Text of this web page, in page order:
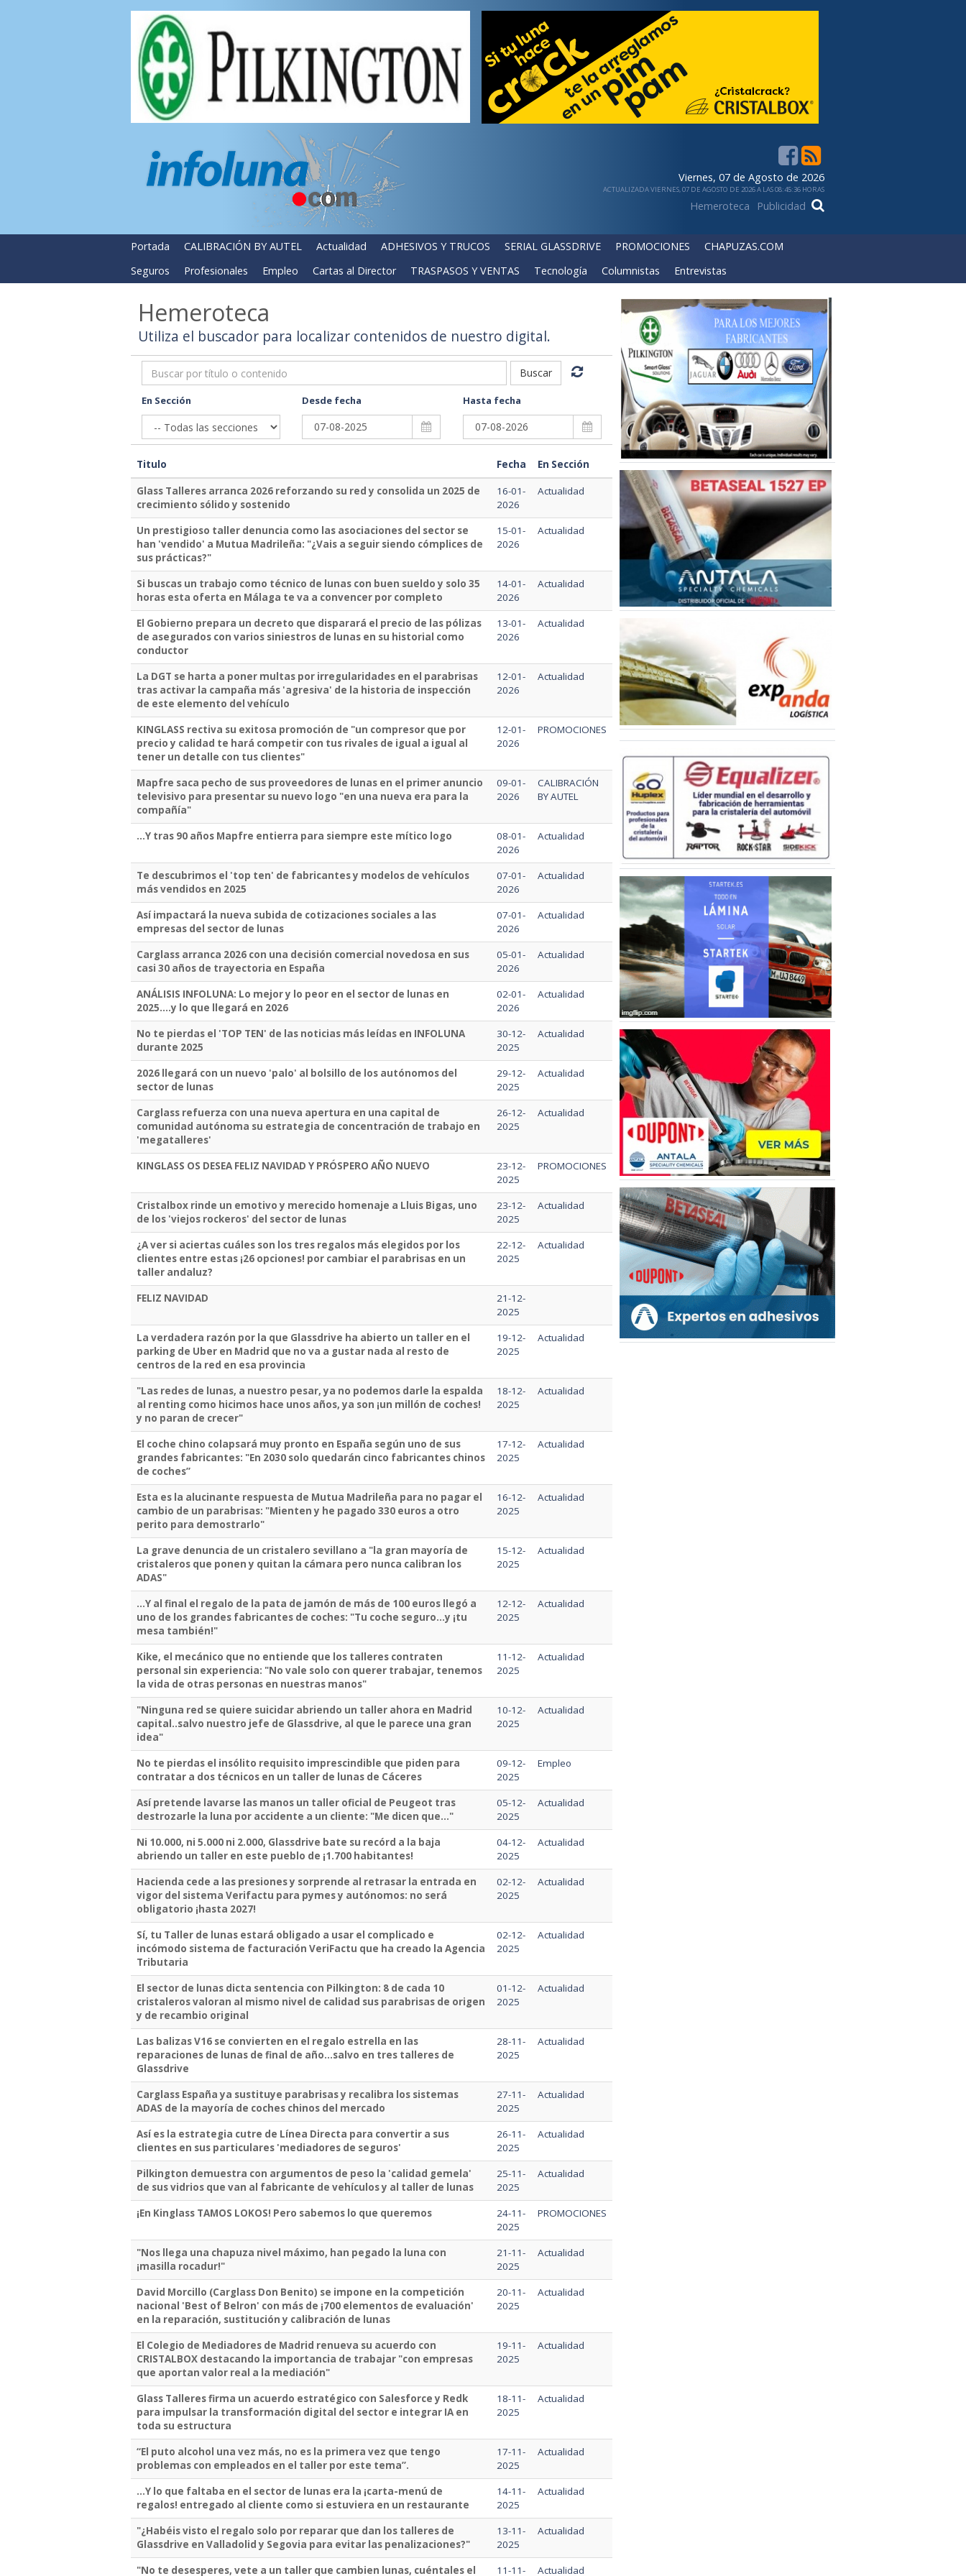
Viernes, 07 de Agosto de 2026
ACTUALIZADA VIERNES, 07 DE AGOSTO DE 2026 A LAS 08:45:36 HORAS
Hemeroteca Publicidad
Portada CALIBRACIÓN BY AUTEL Actualidad ADHESIVOS Y TRUCOS SERIAL GLASSDRIVE PROMOCIONES
CHAPUZAS.COM
Seguros
Profesionales Empleo Cartas al Director TRASPASOS Y VENTAS Tecnología Columnistas Entrevistas
Hemeroteca
Utiliza el buscador para localizar contenidos de nuestro digital.
Buscar
En Sección Desde fecha Hasta fecha
Titulo Fecha En Sección
Glass Talleres arranca 2026 reforzando su red y consolida un 2025 de
crecimiento sólido y sostenido
16-01-
2026
Actualidad
Un prestigioso taller denuncia como las asociaciones del sector se
han 'vendido' a Mutua Madrileña: "¿Vais a seguir siendo cómplices de
sus prácticas?"
15-01-
2026
Actualidad
Si buscas un trabajo como técnico de lunas con buen sueldo y solo 35
horas esta oferta en Málaga te va a convencer por completo
14-01-
2026
Actualidad
El Gobierno prepara un decreto que disparará el precio de las pólizas
de asegurados con varios siniestros de lunas en su historial como
conductor
13-01-
2026
Actualidad
La DGT se harta a poner multas por irregularidades en el parabrisas
tras activar la campaña más 'agresiva' de la historia de inspección
de este elemento del vehículo
12-01-
2026
Actualidad
KINGLASS rectiva su exitosa promoción de "un compresor que por
precio y calidad te hará competir con tus rivales de igual a igual al
tener un detalle con tus clientes"
12-01-
2026
PROMOCIONES
Mapfre saca pecho de sus proveedores de lunas en el primer anuncio
televisivo para presentar su nuevo logo "en una nueva era para la
compañía"
09-01-
2026
CALIBRACIÓN
BY AUTEL
...Y tras 90 años Mapfre entierra para siempre este mítico logo
08-01-
2026
Actualidad
Te descubrimos el 'top ten' de fabricantes y modelos de vehículos
más vendidos en 2025
07-01-
2026
Actualidad
Así impactará la nueva subida de cotizaciones sociales a las
empresas del sector de lunas
07-01-
2026
Actualidad
Carglass arranca 2026 con una decisión comercial novedosa en sus
casi 30 años de trayectoria en España
05-01-
2026
Actualidad
ANÁLISIS INFOLUNA: Lo mejor y lo peor en el sector de lunas en
2025....y lo que llegará en 2026
02-01-
2026
Actualidad
No te pierdas el 'TOP TEN' de las noticias más leídas en INFOLUNA
durante 2025
30-12-
2025
Actualidad
2026 llegará con un nuevo 'palo' al bolsillo de los autónomos del
sector de lunas
29-12-
2025
Actualidad
Carglass refuerza con una nueva apertura en una capital de
comunidad autónoma su estrategia de concentración de trabajo en
'megatalleres'
26-12-
2025
Actualidad
KINGLASS OS DESEA FELIZ NAVIDAD Y PRÓSPERO AÑO NUEVO
23-12-
2025
PROMOCIONES
Cristalbox rinde un emotivo y merecido homenaje a Lluis Bigas, uno
de los 'viejos rockeros' del sector de lunas
23-12-
2025
Actualidad
¿A ver si aciertas cuáles son los tres regalos más elegidos por los
clientes entre estas ¡26 opciones! por cambiar el parabrisas en un
taller andaluz?
22-12-
2025
Actualidad
FELIZ NAVIDAD
21-12-
2025
La verdadera razón por la que Glassdrive ha abierto un taller en el
parking de Uber en Madrid que no va a gustar nada al resto de
centros de la red en esa provincia
19-12-
2025
Actualidad
"Las redes de lunas, a nuestro pesar, ya no podemos darle la espalda
al renting como hicimos hace unos años, ya son ¡un millón de coches!
y no paran de crecer"
18-12-
2025
Actualidad
El coche chino colapsará muy pronto en España según uno de sus
grandes fabricantes: "En 2030 solo quedarán cinco fabricantes chinos
de coches”
17-12-
2025
Actualidad
Esta es la alucinante respuesta de Mutua Madrileña para no pagar el
cambio de un parabrisas: "Mienten y he pagado 330 euros a otro
perito para demostrarlo"
16-12-
2025
Actualidad
La grave denuncia de un cristalero sevillano a "la gran mayoría de
cristaleros que ponen y quitan la cámara pero nunca calibran los
ADAS"
15-12-
2025
Actualidad
...Y al final el regalo de la pata de jamón de más de 100 euros llegó a
uno de los grandes fabricantes de coches: "Tu coche seguro...y ¡tu
mesa también!"
12-12-
2025
Actualidad
Kike, el mecánico que no entiende que los talleres contraten
personal sin experiencia: "No vale solo con querer trabajar, tenemos
la vida de otras personas en nuestras manos"
11-12-
2025
Actualidad
"Ninguna red se quiere suicidar abriendo un taller ahora en Madrid
capital..salvo nuestro jefe de Glassdrive, al que le parece una gran
idea"
10-12-
2025
Actualidad
No te pierdas el insólito requisito imprescindible que piden para
contratar a dos técnicos en un taller de lunas de Cáceres
09-12-
2025
Empleo
Así pretende lavarse las manos un taller oficial de Peugeot tras
destrozarle la luna por accidente a un cliente: "Me dicen que..."
05-12-
2025
Actualidad
Ni 10.000, ni 5.000 ni 2.000, Glassdrive bate su recórd a la baja
abriendo un taller en este pueblo de ¡1.700 habitantes!
04-12-
2025
Actualidad
Hacienda cede a las presiones y sorprende al retrasar la entrada en
vigor del sistema Verifactu para pymes y autónomos: no será
obligatorio ¡hasta 2027!
02-12-
2025
Actualidad
Sí, tu Taller de lunas estará obligado a usar el complicado e
incómodo sistema de facturación VeriFactu que ha creado la Agencia
Tributaria
02-12-
2025
Actualidad
El sector de lunas dicta sentencia con Pilkington: 8 de cada 10
cristaleros valoran al mismo nivel de calidad sus parabrisas de origen
y de recambio original
01-12-
2025
Actualidad
Las balizas V16 se convierten en el regalo estrella en las
reparaciones de lunas de final de año...salvo en tres talleres de
Glassdrive
28-11-
2025
Actualidad
Carglass España ya sustituye parabrisas y recalibra los sistemas
ADAS de la mayoría de coches chinos del mercado
27-11-
2025
Actualidad
Así es la estrategia cutre de Línea Directa para convertir a sus
clientes en sus particulares 'mediadores de seguros'
26-11-
2025
Actualidad
Pilkington demuestra con argumentos de peso la 'calidad gemela'
de sus vidrios que van al fabricante de vehículos y al taller de lunas
25-11-
2025
Actualidad
¡En Kinglass TAMOS LOKOS! Pero sabemos lo que queremos
24-11-
2025
PROMOCIONES
"Nos llega una chapuza nivel máximo, han pegado la luna con
¡masilla rocadur!"
21-11-
2025
Actualidad
David Morcillo (Carglass Don Benito) se impone en la competición
nacional 'Best of Belron' con más de ¡700 elementos de evaluación'
en la reparación, sustitución y calibración de lunas
20-11-
2025
Actualidad
El Colegio de Mediadores de Madrid renueva su acuerdo con
CRISTALBOX destacando la importancia de trabajar "con empresas
que aportan valor real a la mediación"
19-11-
2025
Actualidad
Glass Talleres firma un acuerdo estratégico con Salesforce y Redk
para impulsar la transformación digital del sector e integrar IA en
toda su estructura
18-11-
2025
Actualidad
“El puto alcohol una vez más, no es la primera vez que tengo
problemas con empleados en el taller por este tema”.
17-11-
2025
Actualidad
...Y lo que faltaba en el sector de lunas era la ¡carta-menú de
regalos! entregado al cliente como si estuviera en un restaurante
14-11-
2025
Actualidad
"¿Habéis visto el regalo solo por reparar que dan los talleres de
Glassdrive en Valladolid y Segovia para evitar las penalizaciones?"
13-11-
2025
Actualidad
"No te desesperes, vete a un taller que cambien lunas, cuéntales el 11-11- Actualidad